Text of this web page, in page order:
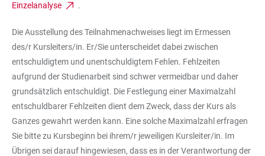
Einzelanalyse
.
Die Ausstellung des Teilnahmenachweises liegt im Ermessen
des/r Kursleiters/in. Er/Sie unterscheidet dabei zwischen
entschuldigtem und unentschuldigtem Fehlen. Fehlzeiten
aufgrund der Studienarbeit sind schwer vermeidbar und daher
grundsätzlich entschuldigt. Die Festlegung einer Maximalzahl
entschuldbarer Fehlzeiten dient dem Zweck, dass der Kurs als
Ganzes gewahrt werden kann. Eine solche Maximalzahl erfragen
Sie bitte zu Kursbeginn bei ihrem/r jeweiligen Kursleiter/in. Im
Übrigen sei darauf hingewiesen, dass es in der Verantwortung der